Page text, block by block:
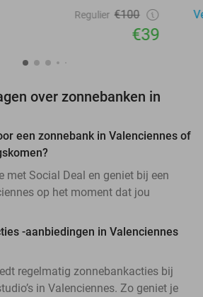
Regulier €100
€39
over zonnebanken in
een zonnebank in Valenciennes of
met Social Deal en geniet bij een
op het moment dat jou
-aanbiedingen in Valenciennes
regelmatig zonnebankacties bij
in Valenciennes. Zo geniet je